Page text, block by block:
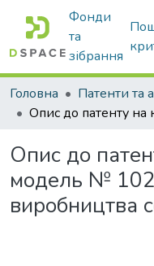
Фонди
та
зібрання
Головна
Опис до
модель №
виробництва